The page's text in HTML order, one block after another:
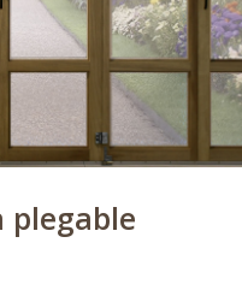
plegable